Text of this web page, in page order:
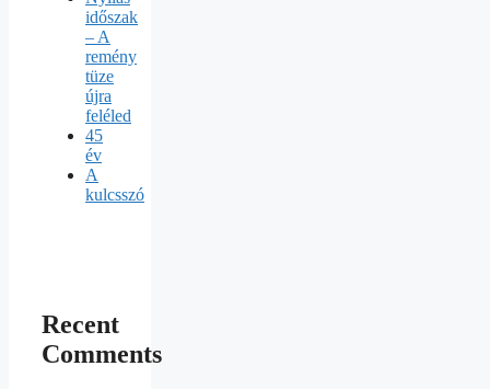
időszak
– A
remény
tüze
újra
feléled
45
év
A
kulcsszó
Recent
Comments